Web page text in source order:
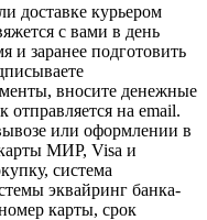
доставке курьером
с вами в день
и заранее подготовить
вносите денежные
отправляется на email.
или оформлении в
МИР, Visa и
система
эквайринг банка-
карты, срок